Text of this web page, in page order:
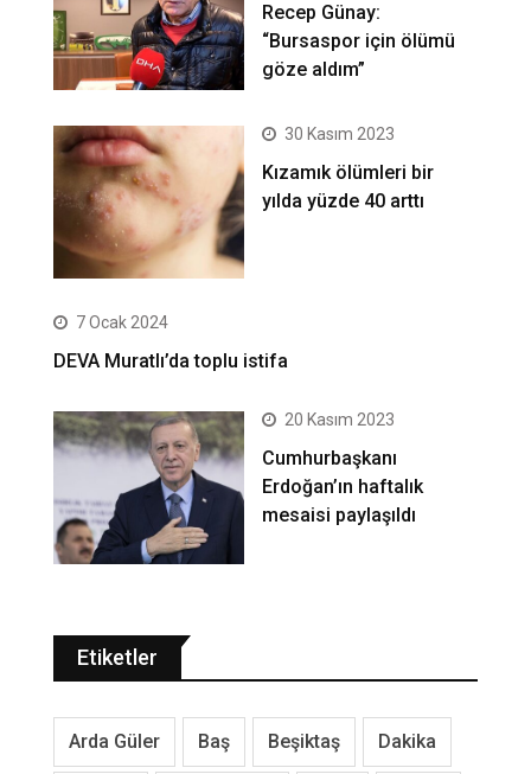
Recep Günay:
“Bursaspor için ölümü
göze aldım”
30 Kasım 2023
Kızamık ölümleri bir
yılda yüzde 40 arttı
7 Ocak 2024
DEVA Muratlı’da toplu istifa
20 Kasım 2023
Cumhurbaşkanı
Erdoğan’ın haftalık
mesaisi paylaşıldı
Etiketler
Arda Güler Baş Beşiktaş Dakika